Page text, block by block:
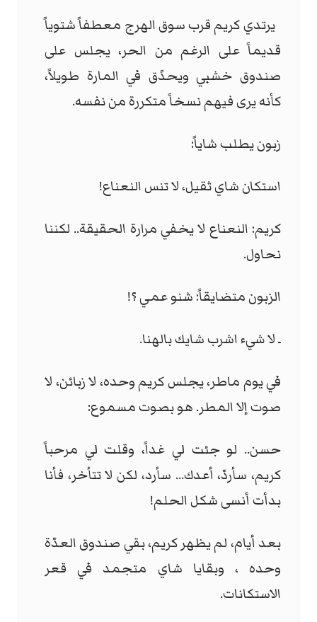
يرتدي كريم قرب سوق الهرج معطفاً شتوياً
قديماً على الرغم من الحر، يجلس على
صندوق خشبي ويحدًق في المارة طويلاً،
كأنه يرى فيهم نسخاً متكررة من نفسه.
زبون يطلب شاياً:
استكان شاي ثقيل، لا تنس النعناع!
كريم: النعناع لا يخفي مرارة الحقيقة.. لكننا
نحاول.
الزبون متضايقاً: شنو عمي ؟!
ـ لا شيء اشرب شايك بالهنا.
في يوم ماطر، يجلس كريم وحده، لا زبائن، لا
صوت إلا المطر. هو بصوت مسموع:
حسن.. لو جئت لي غداً، وقلت لي مرحباً
كريم، سأردّ، أعدك... سأرد، لكن لا تتأخر، فأنا
بدأت أنسى شكل الحلم!
بعد أيام، لم يظهر كريم، بقي صندوق العدّة
وحده ، وبقايا شاي متجمد في قعر
الاستكانات.